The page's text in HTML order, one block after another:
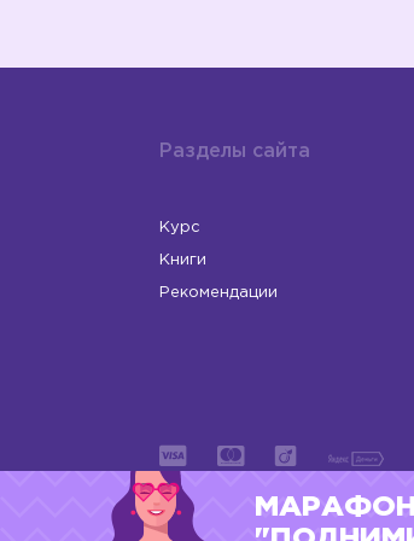
Разделы сайта
Курс
Книги
Рекомендации
ИП Левчук ЛюдмилаМАРАФОН